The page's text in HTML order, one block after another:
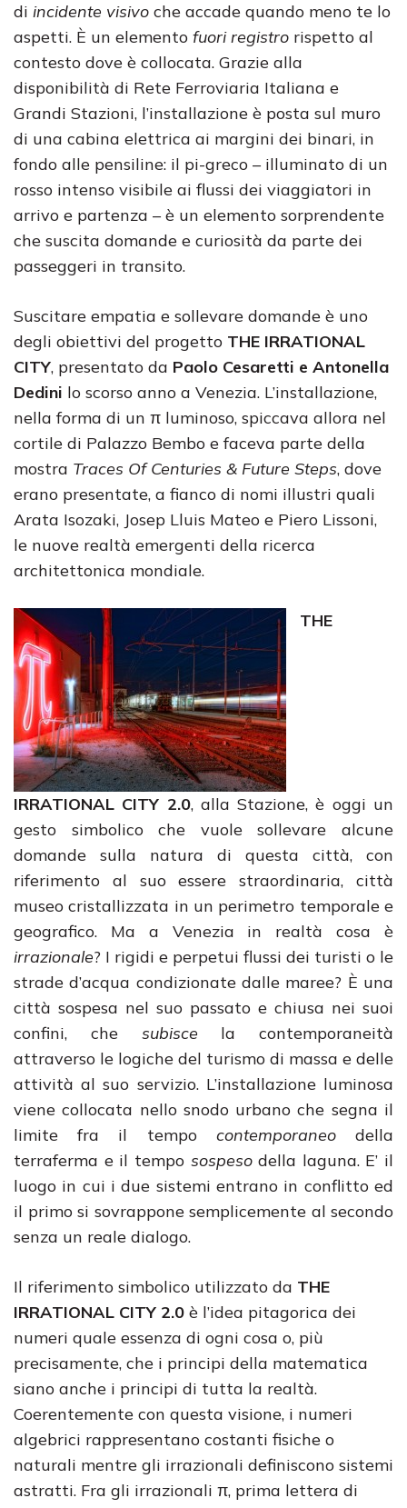
di incidente visivo che accade quando meno te lo
aspetti. È un elemento fuori registro rispetto al
contesto dove è collocata. Grazie alla
disponibilità di Rete Ferroviaria Italiana e
Grandi Stazioni, l’installazione è posta sul muro
di una cabina elettrica ai margini dei binari, in
fondo alle pensiline: il pi-greco – illuminato di un
rosso intenso visibile ai flussi dei viaggiatori in
arrivo e partenza – è un elemento sorprendente
che suscita domande e curiosità da parte dei
passeggeri in transito.
Suscitare empatia e sollevare domande è uno
degli obiettivi del progetto THE IRRATIONAL
CITY, presentato da Paolo Cesaretti e Antonella
Dedini lo scorso anno a Venezia. L’installazione,
nella forma di un π luminoso, spiccava allora nel
cortile di Palazzo Bembo e faceva parte della
mostra Traces Of Centuries & Future Steps, dove
erano presentate, a fianco di nomi illustri quali
Arata Isozaki, Josep Lluis Mateo e Piero Lissoni,
le nuove realtà emergenti della ricerca
architettonica mondiale.
THE
IRRATIONAL CITY 2.0, alla Stazione, è oggi un
gesto simbolico che vuole sollevare alcune
domande sulla natura di questa città, con
riferimento al suo essere straordinaria, città
museo cristallizzata in un perimetro temporale e
geografico. Ma a Venezia in realtà cosa è
irrazionale? I rigidi e perpetui flussi dei turisti o le
strade d’acqua condizionate dalle maree? È una
città sospesa nel suo passato e chiusa nei suoi
confini, che subisce la contemporaneità
attraverso le logiche del turismo di massa e delle
attività al suo servizio. L’installazione luminosa
viene collocata nello snodo urbano che segna il
limite fra il tempo contemporaneodella
terraferma e il tempo sospesodella laguna. E’ il
luogo in cui i due sistemi entrano in conflitto ed
il primo si sovrappone semplicemente al secondo
senza un reale dialogo.
Il riferimento simbolico utilizzato da THE
IRRATIONAL CITY 2.0 è l’idea pitagorica dei
numeri quale essenza di ogni cosa o, più
precisamente, che i principi della matematica
siano anche i principi di tutta la realtà.
Coerentemente con questa visione, i numeri
algebrici rappresentano costanti fisiche o
naturali mentre gli irrazionali definiscono sistemi
astratti. Fra gli irrazionali π, prima lettera di